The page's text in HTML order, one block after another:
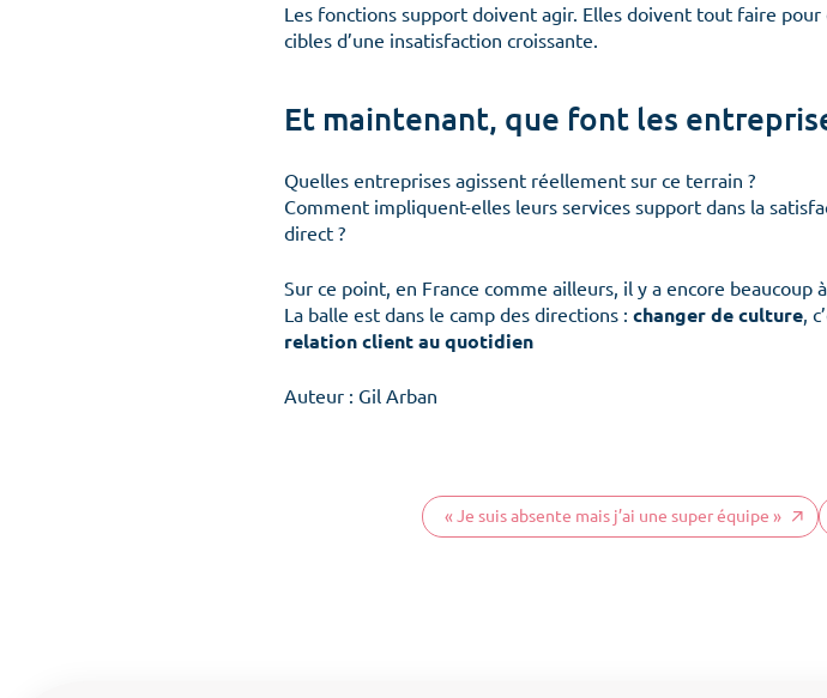
Culture client
Nos offres
COS News
Contactez-nous
Prendre rendez-vous
Les fonctions support doivent agir. Elles doivent tout faire
cibles d’une insatisfaction croissante.
Et maintenant, que font les
Quelles entreprises agissent réellement sur ce terrain ?
Comment impliquent-elles leurs services support dans la
direct ?
Sur ce point, en France comme ailleurs, il y a encore beaucoup
La balle est dans le camp des directions : changer de culture,
relation client au quotidien
Auteur : Gil Arban
« Je suis absente mais j’ai une super équipe »